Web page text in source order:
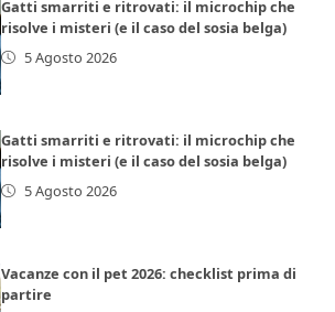
Gatti smarriti e ritrovati: il microchip che
risolve i misteri (e il caso del sosia belga)
5 Agosto 2026
Gatti smarriti e ritrovati: il microchip che
risolve i misteri (e il caso del sosia belga)
5 Agosto 2026
Vacanze con il pet 2026: checklist prima di
partire